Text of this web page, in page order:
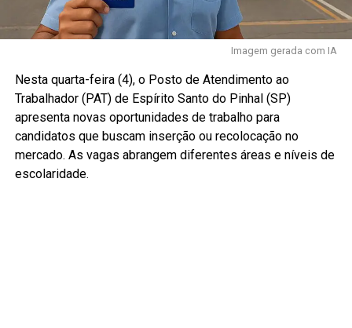
Imagem gerada com IA
Nesta quarta-feira (4), o Posto de Atendimento ao
Trabalhador (PAT) de Espírito Santo do Pinhal (SP)
apresenta novas oportunidades de trabalho para
candidatos que buscam inserção ou recolocação no
mercado. As vagas abrangem diferentes áreas e níveis de
escolaridade.